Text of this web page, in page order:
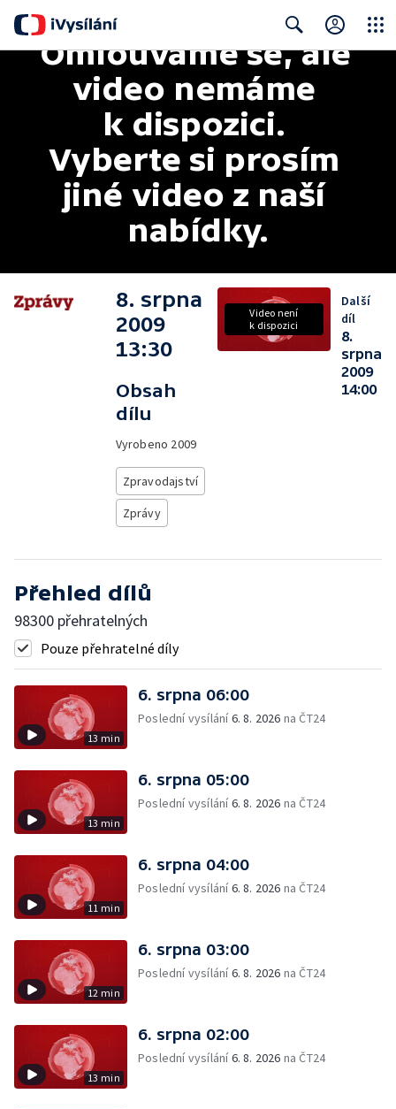
Search
Omlouváme se, ale
video nemáme
k dispozici.
Vyberte si prosím
jiné video z naší
nabídky.
8. srpna
2009
13:30
Obsah
dílu
Vyrobeno 2009
Zpravodajství
Zprávy
Video není
k dispozici
Další
díl
8.
srpna
2009
14:00
Přehled dílů
98300 přehratelných
Pouze přehratelné díly
13 min
6. srpna 06:00
Poslední vysílání6. 8. 2026 na ČT24
13 min
6. srpna 05:00
Poslední vysílání6. 8. 2026 na ČT24
11 min
6. srpna 04:00
Poslední vysílání6. 8. 2026 na ČT24
12 min
6. srpna 03:00
Poslední vysílání6. 8. 2026 na ČT24
13 min
6. srpna 02:00
Poslední vysílání6. 8. 2026 na ČT24